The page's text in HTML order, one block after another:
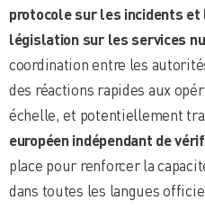
protocole sur les incidents
législation sur les services
coordination entre les
des réactions rapides aux
échelle, et potentiellement
européen indépendant de
place pour renforcer la
dans toutes les langues